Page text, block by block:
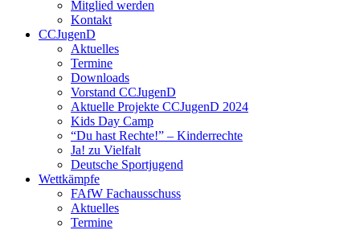
Mitglied werden
Kontakt
CCJugenD
Aktuelles
Termine
Downloads
Vorstand CCJugenD
Aktuelle Projekte CCJugenD 2024
Kids Day Camp
“Du hast Rechte!” – Kinderrechte
Ja! zu Vielfalt
Deutsche Sportjugend
Wettkämpfe
FAfW Fachausschuss
Aktuelles
Termine